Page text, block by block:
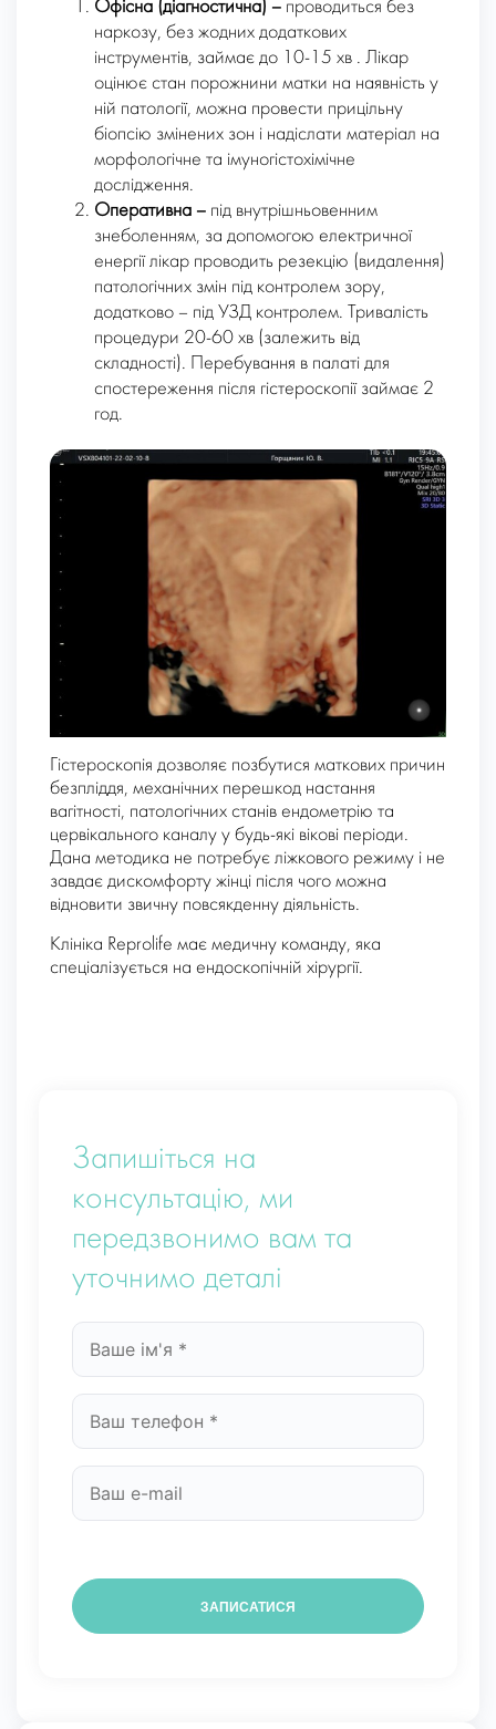
Офісна (діагностична) – проводиться без
наркозу, без жодних додаткових
інструментів, займає до 10-15 хв . Лікар
оцінює стан порожнини матки на наявність у
ній патології, можна провести прицільну
біопсію змінених зон і надіслати матеріал на
морфологічне та імуногістохімічне
дослідження.
Оперативна – під внутрішньовенним
знеболенням, за допомогою електричної
енергії лікар проводить резекцію (видалення)
патологічних змін під контролем зору,
додатково – під УЗД контролем. Тривалість
процедури 20-60 хв (залежить від
складності). Перебування в палаті для
спостереження після гістероскопії займає 2
год.
Гістероскопія дозволяє позбутися маткових причин
безпліддя, механічних перешкод настання
вагітності, патологічних станів ендометрію та
цервікального каналу у будь-які вікові періоди.
Дана методика не потребує ліжкового режиму і не
завдає дискомфорту жінці після чого можна
відновити звичну повсякденну діяльність.
Клініка Reprolife має медичну команду, яка
спеціалізується на ендоскопічній хірургії.
Запишіться на
консультацію, ми
передзвонимо вам та
уточнимо деталі